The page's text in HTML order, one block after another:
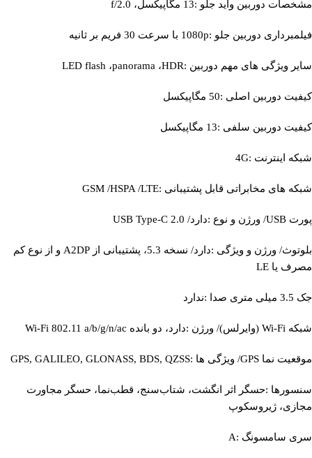
مشخصات دوربین واید جلو :13 مگاپیکسل، f/2.0
فیلمبرداری دوربین جلو :1080p با سرعت 30 فریم بر ثانیه
سایر ویژگی‌ های مهم دوربین :LED flash ،panorama ،HDR
کیفیت دوربین اصلی :50 مگاپیکسل
کیفیت دوربین سلفی :13 مگاپیکسل
شبکه اینترنت :4G
شبکه‌ های مخابراتی قابل پشتیبانی :GSM /HSPA /LTE
پورت USB/ ورژن و نوع :دارد/ USB Type-C 2.0
بلوتوث/ ورژن و ویژگی :دارد/ نسخه 5.3، پشتیبانی از A2DP و از نوع کم
مصرف یا LE
جک 3.5 میلی متری صدا :ندارد
شبکه Wi-Fi (وایرلس)/ ورژن :دارد، دو بانده Wi-Fi 802.11 a/b/g/n/ac
موقعیت‌ نما GPS/ ویژگی‌ ها :GPS, GALILEO, GLONASS, BDS, QZSS
سنسورها :حسگر اثر انگشت، شتاب‌سنج، قطب‌نما، حسگر مجاورت
مجازی، ژیروسکوپ
سری سامسونگ :A